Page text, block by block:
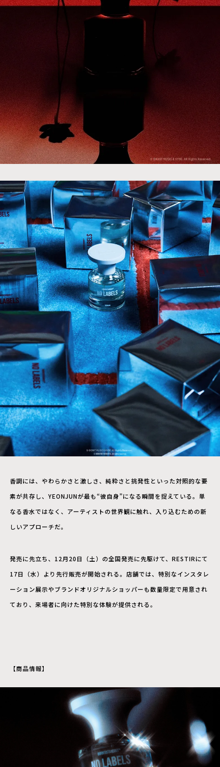
香調には、やわらかさと激しさ、純粋さと挑発性といった対照的な要
素が共存し、YEONJUNが最も“彼自身”になる瞬間を捉えている。単
なる香水ではなく、アーティストの世界観に触れ、入り込むための新
しいアプローチだ。
発売に先立ち、12月20日（土）の全国発売に先駆けて、RESTIRにて
17日（水）より先行販売が開始される。店舗では、特別なインスタレ
ーション展示やブランドオリジナルショッパーも数量限定で用意され
ており、来場者に向けた特別な体験が提供される。
【商品情報】